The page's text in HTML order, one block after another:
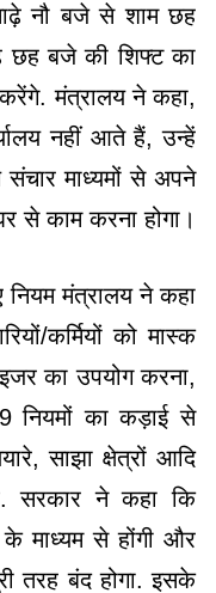
नौ बजे से शाम छह
बजे की शिफ्ट का
मंत्रालय ने कहा,
नहीं आते हैं, उन्हें
माध्यमों से अपने
से काम करना होगा।
मंत्रालय ने कहा
कर्मियों को मास्क
का उपयोग करना,
नियमों का कड़ाई से
साझा क्षेत्रों आदि
सरकार ने कहा कि
के माध्यम से होंगी और
तरह बंद होगा. इसके